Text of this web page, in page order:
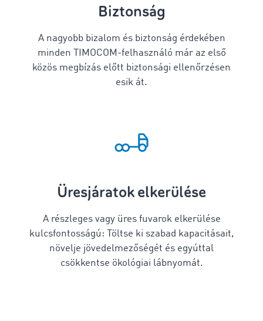
Biztonság
A nagyobb bizalom és biztonság érdekében
minden TIMOCOM-felhasználó már az első
közös megbízás előtt biztonsági ellenőrzésen
esik át.
Üresjáratok elkerülése
A részleges vagy üres fuvarok elkerülése
kulcsfontosságú: Töltse ki szabad kapacitásait,
növelje jövedelmezőségét és egyúttal
csökkentse ökológiai lábnyomát.